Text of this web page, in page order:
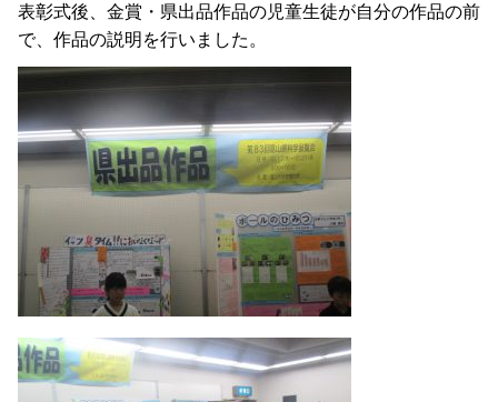
表彰式後、金賞・県出品作品の児童生徒が自分の作品の前
で、作品の説明を行いました。